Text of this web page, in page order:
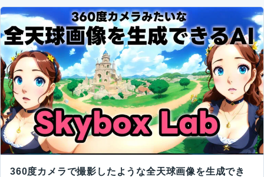
360度カメラで撮影したような全天球画像を生成でき